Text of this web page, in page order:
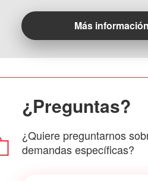
Más
¿Preguntas?
¿Quiere preguntarnos
demandas específicas?